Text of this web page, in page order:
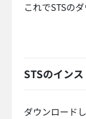
これでSTSの
STSのイン
ダウンロード